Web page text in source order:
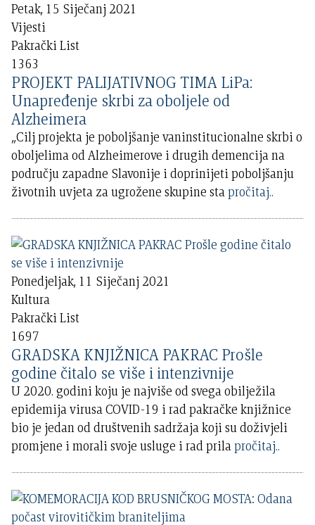
Petak, 15 Siječanj 2021
Vijesti
Pakrački List
1363
PROJEKT PALIJATIVNOG TIMA LiPa:
Unapređenje skrbi za oboljele od
Alzheimera
„Cilj projekta je poboljšanje vaninstitucionalne skrbi o
oboljelima od Alzheimerove i drugih demencija na
području zapadne Slavonije i doprinijeti poboljšanju
životnih uvjeta za ugrožene skupine stapročitaj..
Ponedjeljak, 11 Siječanj 2021
Kultura
Pakrački List
1697
GRADSKA KNJIŽNICA PAKRAC Prošle
godine čitalo se više i intenzivnije
U 2020. godini koju je najviše od svega obilježila
epidemija virusa COVID-19 i rad pakračke knjižnice
bio je jedan od društvenih sadržaja koji su doživjeli
promjene i morali svoje usluge i rad prilapročitaj..